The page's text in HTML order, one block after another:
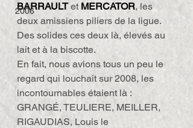
2006
BARRAULT et MERCATOR, les
deux amissiens piliers de la ligue.
Des solides ces deux là, élevés au
lait et à la biscotte.
En fait, nous avions tous un peu le
regard qui louchait sur 2008, les
incontournables étaient là :
GRANGÉ, TEULIERE, MEILLER,
RIGAUDIAS, Louis le